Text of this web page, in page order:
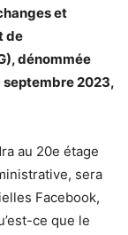
et
de
dénommée
septembre 2023,
au 20e étage
sera
Facebook,
ce que le